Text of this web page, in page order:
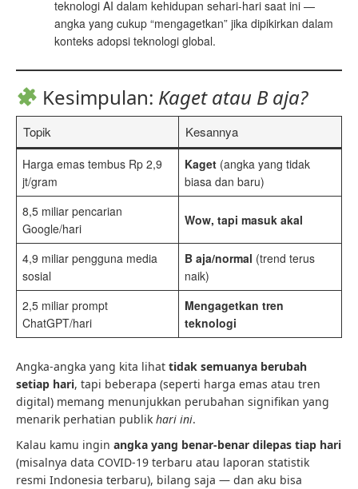
teknologi AI dalam kehidupan sehari-hari saat ini —
angka yang cukup “mengagetkan” jika dipikirkan dalam
konteks adopsi teknologi global.
Kesimpulan: Kaget atau B aja?
Topik Kesannya
Harga emas tembus Rp 2,9
jt/gram
Kaget (angka yang tidak
biasa dan baru)
8,5 miliar pencarian
Google/hari
Wow, tapi masuk akal
4,9 miliar pengguna media
sosial
B aja/normal (trend terus
naik)
2,5 miliar prompt
ChatGPT/hari
Mengagetkan tren
teknologi
Angka-angka yang kita lihat tidak semuanya berubah
setiap hari, tapi beberapa (seperti harga emas atau tren
digital) memang menunjukkan perubahan signifikan yang
menarik perhatian publik hari ini.
Kalau kamu ingin angka yang benar-benar dilepas tiap hari
(misalnya data COVID-19 terbaru atau laporan statistik
resmi Indonesia terbaru), bilang saja — dan aku bisa